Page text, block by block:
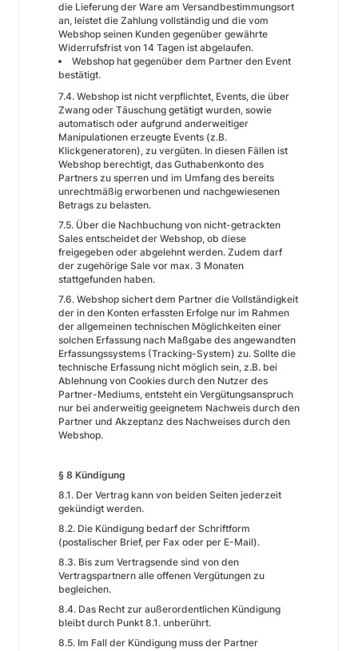
die Lieferung der Ware am Versandbestimmungsort
an, leistet die Zahlung vollständig und die vom
Webshop seinen Kunden gegenüber gewährte
Widerrufsfrist von 14 Tagen ist abgelaufen.
Webshop hat gegenüber dem Partner den Event
bestätigt.
7.4. Webshop ist nicht verpflichtet, Events, die über
Zwang oder Täuschung getätigt wurden, sowie
automatisch oder aufgrund anderweitiger
Manipulationen erzeugte Events (z.B.
Klickgeneratoren), zu vergüten. In diesen Fällen ist
Webshop berechtigt, das Guthabenkonto des
Partners zu sperren und im Umfang des bereits
unrechtmäßig erworbenen und nachgewiesenen
Betrags zu belasten.
7.5. Über die Nachbuchung von nicht-getrackten
Sales entscheidet der Webshop, ob diese
freigegeben oder abgelehnt werden. Zudem darf
der zugehörige Sale vor max. 3 Monaten
stattgefunden haben.
7.6. Webshop sichert dem Partner die Vollständigkeit
der in den Konten erfassten Erfolge nur im Rahmen
der allgemeinen technischen Möglichkeiten einer
solchen Erfassung nach Maßgabe des angewandten
Erfassungssystems (Tracking-System) zu. Sollte die
technische Erfassung nicht möglich sein, z.B. bei
Ablehnung von Cookies durch den Nutzer des
Partner-Mediums, entsteht ein Vergütungsanspruch
nur bei anderweitig geeignetem Nachweis durch den
Partner und Akzeptanz des Nachweises durch den
Webshop.
§ 8 Kündigung
8.1. Der Vertrag kann von beiden Seiten jederzeit
gekündigt werden.
8.2. Die Kündigung bedarf der Schriftform
(postalischer Brief, per Fax oder per E-Mail).
8.3. Bis zum Vertragsende sind von den
Vertragspartnern alle offenen Vergütungen zu
begleichen.
8.4. Das Recht zur außerordentlichen Kündigung
bleibt durch Punkt 8.1. unberührt.
8.5. Im Fall der Kündigung muss der Partner